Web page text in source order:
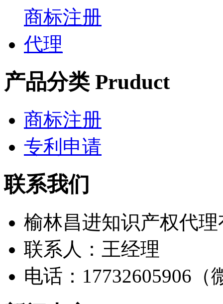
产品分类 Pruduct
商标注册
专利申请
联系我们
榆林昌进知识产权代
联系人：王经理
电话：17732605906（